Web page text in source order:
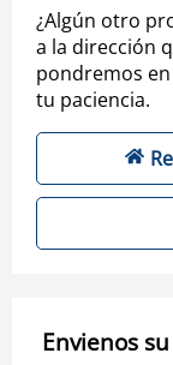
¿Algún otro
a la dirección
pondremos
tu paciencia.
Envienos